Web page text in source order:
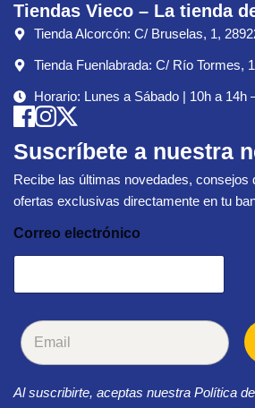
Tiendas Vieco – La tienda
Tienda Alcorcón: C/ Bruselas, 1,
Tienda Fuenlabrada: C/ Río Tormes,
Horario: Lunes a Sábado | 10h a 14h
Suscríbete a nuestra
Recibe las últimas novedades, consejos
ofertas exclusivas directamente en tu
Correo electrónico
C
o
e
Al suscribirte, aceptas nuestra Política